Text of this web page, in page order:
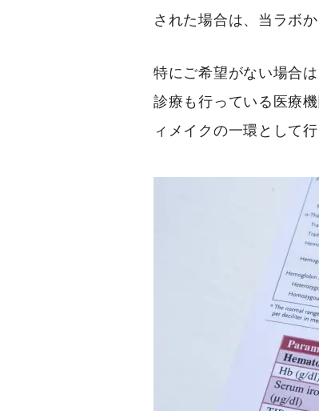
された場合は、当ラボ
特にご希望がない場合は
診療も行っている医療
ィメイクの一環として